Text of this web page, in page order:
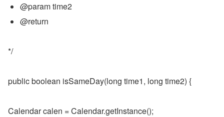
@param time2
@return
*/
public boolean isSameDay(long time1, long time2) {
Calendar calen = Calendar.getInstance();